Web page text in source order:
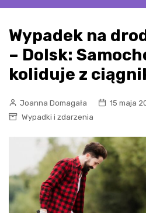
Wypadek na
– Dolsk:
koliduje z
Joanna Domagała
15 maja
Wypadki i zdarzenia